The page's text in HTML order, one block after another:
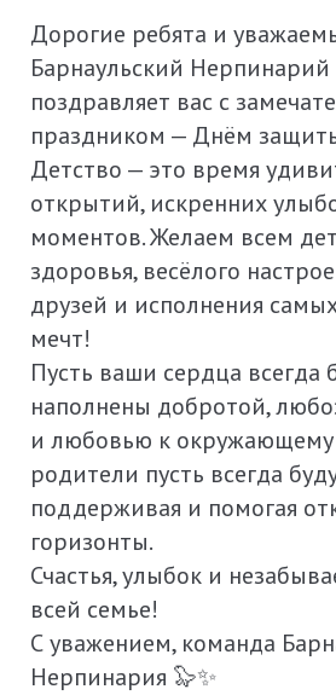
Дорогие ребята и
Барнаульский Нерпинарий
поздравляет вас с
праздником — Днём
Детство — это время
открытий, искренних
моментов. Желаем всем
здоровья, весёлого
друзей и исполнения
мечт!
Пусть ваши сердца всегда
наполнены добротой,
и любовью к
родители пусть всегда
поддерживая и помогая
горизонты.
Счастья, улыбок и
всей семье!
С уважением, команда
Нерпинария 🦭✨